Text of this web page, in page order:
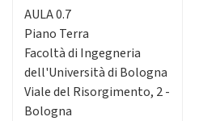
AULA 0.7
Piano Terra
Facoltà di Ingegneria
dell'Università di Bologna
Viale del Risorgimento, 2 -
Bologna